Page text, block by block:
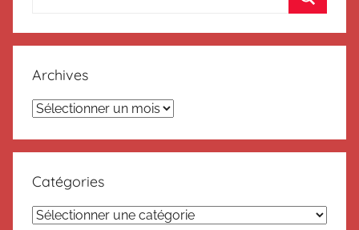
:
Archives
Archives
Catégories
Catégories